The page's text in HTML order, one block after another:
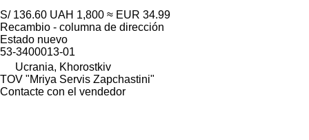
S/ 136.60 UAH 1,800 ≈ EUR 34.99
Recambio - columna de dirección
Estado nuevo
53-3400013-01
Ucrania, Khorostkiv
TOV "Mriya Servis Zapchastini"
Contacte con el vendedor